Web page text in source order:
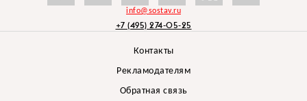
info@sostav.ru
+7 (495) 274-05-25
Контакты
Рекламодателям
Обратная связь